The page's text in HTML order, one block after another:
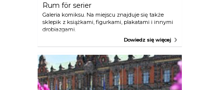
Rum för serier
Galeria komiksu. Na miejscu znajduje się także
sklepik z książkami, figurkami, plakatami i innymi
drobiazgami.
Dowiedz się więcej